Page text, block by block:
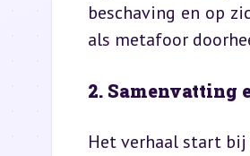
beschaving en op
als metafoor
2. Samenvatting
Het verhaal start bij